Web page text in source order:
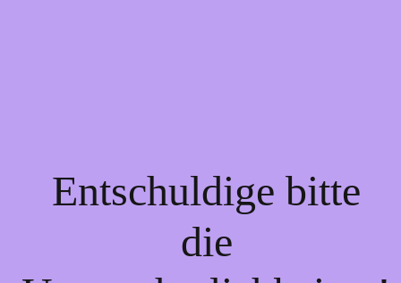
Entschuldige bitte
die